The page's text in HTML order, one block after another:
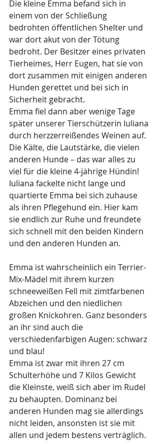
Die kleine Emma befand sich in
einem von der Schließung
bedrohten öffentlichen Shelter und
war dort akut von der Tötung
bedroht. Der Besitzer eines privaten
Tierheimes, Herr Eugen, hat sie von
dort zusammen mit einigen anderen
Hunden gerettet und bei sich in
Sicherheit gebracht.
Emma fiel dann aber wenige Tage
später unserer Tierschützerin Iuliana
durch herzzerreißendes Weinen auf.
Die Kälte, die Lautstärke, die vielen
anderen Hunde – das war alles zu
viel für die kleine 4-jährige Hündin!
Iuliana fackelte nicht lange und
quartierte Emma bei sich zuhause
als ihren Pflegehund ein. Hier kam
sie endlich zur Ruhe und freundete
sich schnell mit den beiden Kindern
und den anderen Hunden an.
Emma ist wahrscheinlich ein Terrier-
Mix-Mädel mit ihrem kurzen
schneeweißen Fell mit zimtfarbenen
Abzeichen und den niedlichen
großen Knickohren. Ganz besonders
an ihr sind auch die
verschiedenfarbigen Augen: schwarz
und blau!
Emma ist zwar mit ihren 27 cm
Schulterhöhe und 7 Kilos Gewicht
die Kleinste, weiß sich aber im Rudel
zu behaupten. Dominanz bei
anderen Hunden mag sie allerdings
nicht leiden, ansonsten ist sie mit
allen und jedem bestens verträglich.